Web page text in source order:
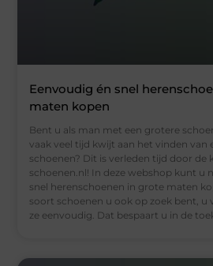
Eenvoudig én snel
maten kopen
Bent u als man met een grotere
vaak veel tijd kwijt aan het vinden van
schoenen? Dit is verleden tijd door de
schoenen.nl! In deze webshop kunt u
snel herenschoenen in grote maten
soort schoenen u ook op zoek bent, u
ze eenvoudig. Dat bespaart u in de